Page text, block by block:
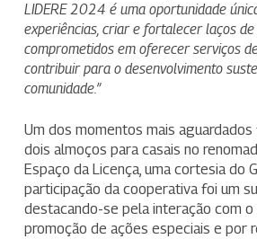
LIDERE 2024 é uma oportunidade
experiências, criar e fortalecer laços
comprometidos em oferecer serviços
contribuir para o desenvolvimento
comunidade.”
Um dos momentos mais
dois almoços para casais no
Espaço da Licença, uma cortesia do
participação da cooperativa foi um
destacando-se pela interação com o
promoção de ações especiais e por